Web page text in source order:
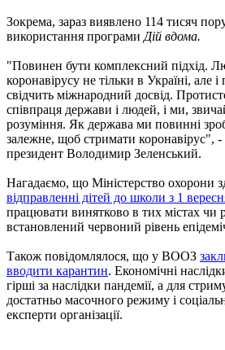
Зокрема, зараз виявлено 114 тисяч
використання програми Дій вдома.
"Повинен бути комплексний підхід.
коронавірусу не тільки в Україні, але
свідчить міжнародний досвід.
співпраця держави і людей, і ми,
розуміння. Як держава ми повинні
залежне, щоб стримати коронавірус", -
президент Володимир Зеленський.
Нагадаємо, що Міністерство охорони
відправленні дітей до школи з 1
працювати винятково в тих містах чи
встановлений червоний рівень
Також повідомлялося, що у ВООЗ
вводити карантин. Економічні
гірші за наслідки пандемії, а для
достатньо масочного режиму і
експерти організації.